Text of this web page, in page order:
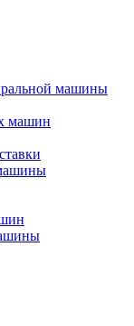
машины
машин